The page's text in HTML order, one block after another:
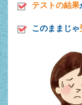
テストの結果
このままじゃ